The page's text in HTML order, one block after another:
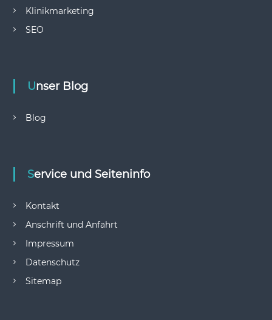
Klinikmarketing
SEO
Unser Blog
Blog
Service und Seiteninfo
Kontakt
Anschrift und Anfahrt
Impressum
Datenschutz
Sitemap